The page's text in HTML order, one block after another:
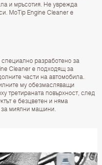
и мръсотия. Не уврежда
MoTip Engine Cleaner е
разработено за
Cleaner е подходящ за
части на автомобила.
му обезмасляващи
третираната повърхност, след
е безцветен и няма
миялни машини.